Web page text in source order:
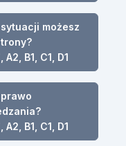
możesz
B1, C1, D1
B1, C1, D1